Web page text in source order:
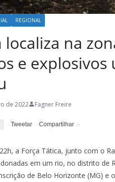
REGIONAL
localiza na
e
de 2022 Fagner Freire
a Força Tática, junto com o
em um rio, no distrito de
de Belo Horizonte (MG) e